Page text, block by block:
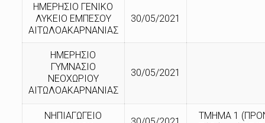
ΗΜΕΡΗΣΙΟ ΓΕΝΙΚΟ
ΛΥΚΕΙΟ ΕΜΠΕΣΟΥ
ΑΙΤΩΛΟΑΚΑΡΝΑΝΙΑΣ
30/05/2021
ΗΜΕΡΗΣΙΟ
ΓΥΜΝΑΣΙΟ
ΝΕΟΧΩΡΙΟΥ
ΑΙΤΩΛΟΑΚΑΡΝΑΝΙΑΣ
30/05/2021
ΝΗΠΙΑΓΩΓΕΙΟ
ΤΜΗΜΑ 1